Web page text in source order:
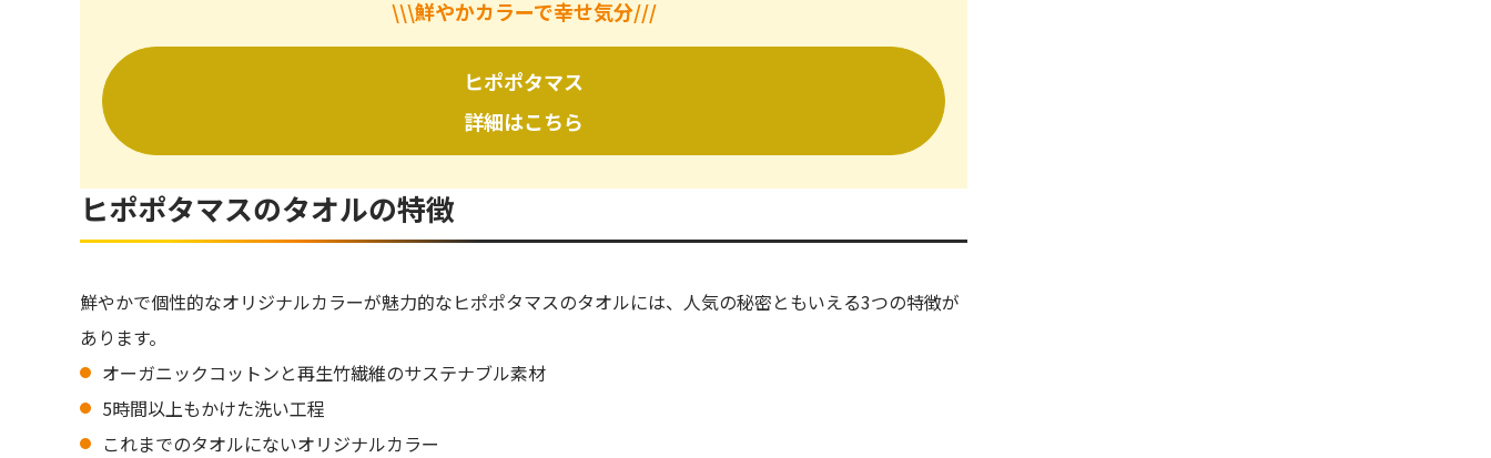
ヒポポタマスのタオルの購入方法は？
ヒポポタマスのタオルのお手入れ方法は？
ヒポポタマスのタオルの人気色は？
ヒポポタマスのオーガニックタオルは出産祝いやギフトに最適！
ヒポポタマス オーガニックタオル
\\\鮮やかカラーで幸せ気分///
ヒポポタマス
詳細はこちら
ヒポポタマスのタオルの特徴
鮮やかで個性的なオリジナルカラーが魅力的なヒポポタマスのタオルには、人気の秘密ともいえる3つの特徴が
あります。
オーガニックコットンと再生竹繊維のサステナブル素材
5時間以上もかけた洗い工程
これまでのタオルにないオリジナルカラー